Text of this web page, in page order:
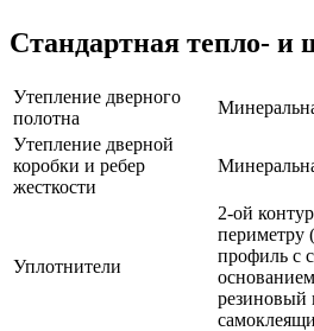
Стандартная тепло- и
Утепление дверного
полотна
Утепление дверной
коробки и ребер
жесткости
Уплотнители
2-ой
периметру
профиль с
резиновый